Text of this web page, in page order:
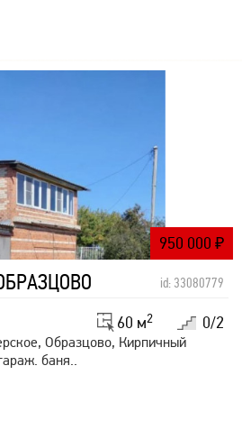
950 000 ₽
id: 33080779
0/2
60 м2
Образцово, Кирпичный
баня..